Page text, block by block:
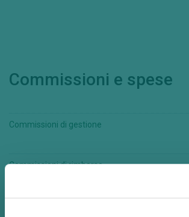
Commissioni e spese
Commissioni di gestione
Commissioni di rimborso